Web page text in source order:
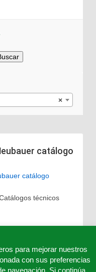
×
catálogo
catálogo
técnicos
para mejorar nuestros
con sus preferencias
navegación. Si continúa